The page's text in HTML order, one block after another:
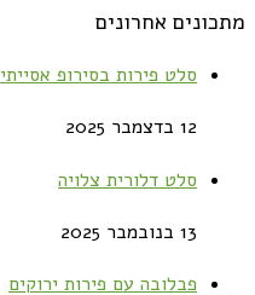
מתכונים אחרונים
סלט פירות בסירופ אסייתי
12 בדצמבר 2025
סלט דלורית צלויה
13 בנובמבר 2025
פבלובה עם פירות ירוקים